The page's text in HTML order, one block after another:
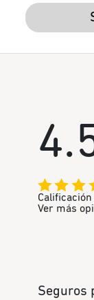
Calificación
Ver más
Seguros